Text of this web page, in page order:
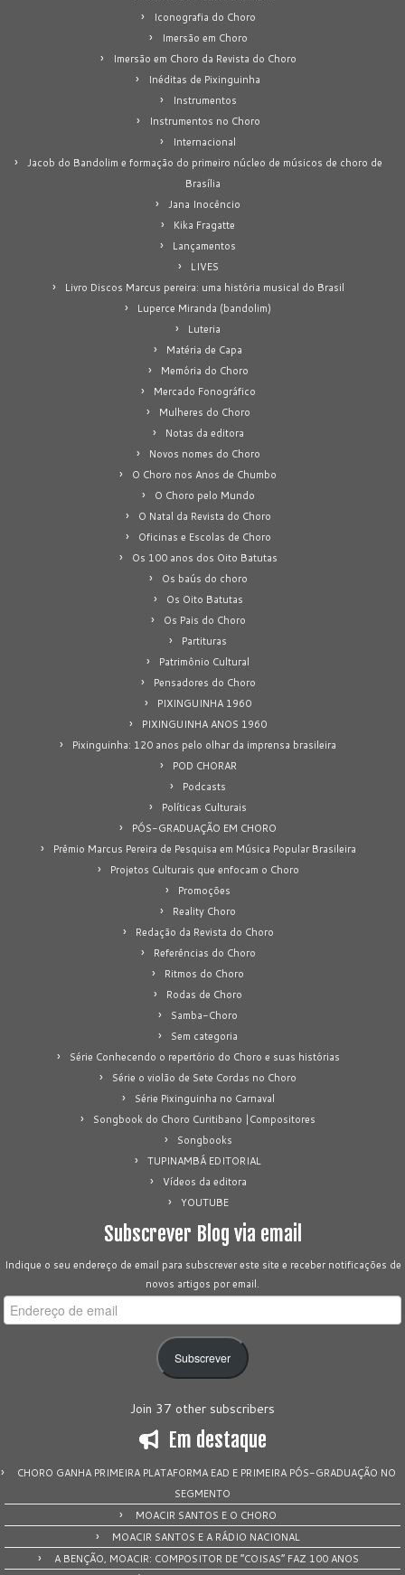
Iconografia do Choro
Imersão em Choro
Imersão em Choro da Revista do Choro
Inéditas de Pixinguinha
Instrumentos
Instrumentos no Choro
Internacional
Jacob do Bandolim e formação do primeiro núcleo de músicos de choro de
Brasília
Jana Inocêncio
Kika Fragatte
Lançamentos
LIVES
Livro Discos Marcus pereira: uma história musical do Brasil
Luperce Miranda (bandolim)
Luteria
Matéria de Capa
Memória do Choro
Mercado Fonográfico
Mulheres do Choro
Notas da editora
Novos nomes do Choro
O Choro nos Anos de Chumbo
O Choro pelo Mundo
O Natal da Revista do Choro
Oficinas e Escolas de Choro
Os 100 anos dos Oito Batutas
Os baús do choro
Os Oito Batutas
Os Pais do Choro
Partituras
Patrimônio Cultural
Pensadores do Choro
PIXINGUINHA 1960
PIXINGUINHA ANOS 1960
Pixinguinha: 120 anos pelo olhar da imprensa brasileira
POD CHORAR
Podcasts
Políticas Culturais
PÓS-GRADUAÇÃO EM CHORO
Prêmio Marcus Pereira de Pesquisa em Música Popular Brasileira
Projetos Culturais que enfocam o Choro
Promoções
Reality Choro
Redação da Revista do Choro
Referências do Choro
Ritmos do Choro
Rodas de Choro
Samba-Choro
Sem categoria
Série Conhecendo o repertório do Choro e suas histórias
Série o violão de Sete Cordas no Choro
Série Pixinguinha no Carnaval
Songbook do Choro Curitibano |Compositores
Songbooks
TUPINAMBÁ EDITORIAL
Vídeos da editora
YOUTUBE
Subscrever Blog via email
Indique o seu endereço de email para subscrever este site e receber notificações de
novos artigos por email.
Endereço
de
Subscrever
Join 37 other subscribers
Em destaque
CHORO GANHA PRIMEIRA PLATAFORMA EAD E PRIMEIRA PÓS-GRADUAÇÃO NO
SEGMENTO
MOACIR SANTOS E O CHORO
MOACIR SANTOS E A RÁDIO NACIONAL
A BENÇÃO, MOACIR: COMPOSITOR DE “COISAS” FAZ 100 ANOS